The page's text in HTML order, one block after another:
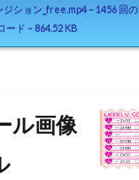
ション_free.mp4 – 1456 回の
ード – 864.52 KB
ル画像